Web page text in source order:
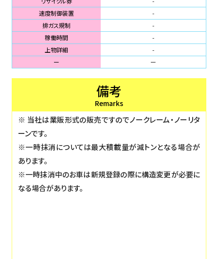
速度制御装置
-
排ガス規制
-
稼働時間
-
上物詳細
-
ー
ー
備考
Remarks
※ 当社は業販形式の販売ですのでノークレーム・ノーリタ
ーンです。
※一時抹消については最大積載量が減トンとなる場合が
あります。
※一時抹消中のお車は新規登録の際に構造変更が必要に
なる場合があります。